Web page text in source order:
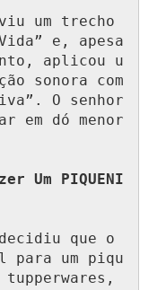
um trecho
e, apesa
aplicou u
sonora com
O senhor
em dó menor
Um PIQUENI
que o
um piqu